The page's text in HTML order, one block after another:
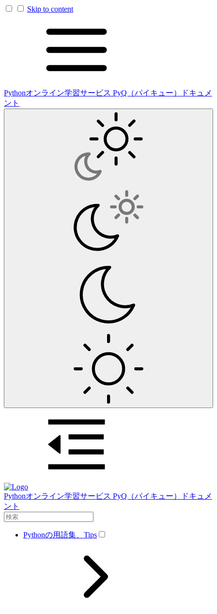
Skip to content
Pythonオンライン学習サービス PyQ（パイキュー）ドキュメ
ント
Pythonオンライン学習サービス PyQ（パイキュー）ドキュメ
ント
Pythonの用語集、Tips